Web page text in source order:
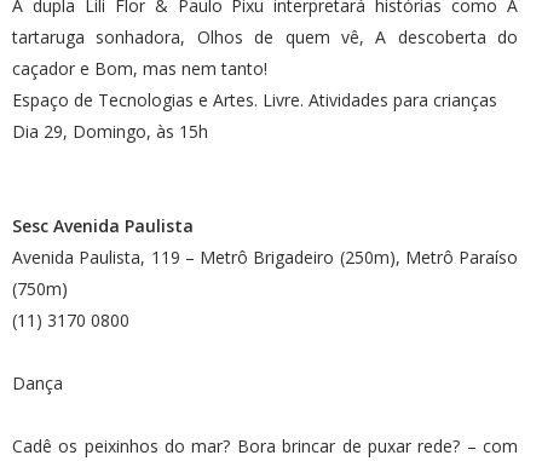
A dupla Lili Flor & Paulo Pixu interpretará histórias como A
tartaruga sonhadora, Olhos de quem vê, A descoberta do
caçador e Bom, mas nem tanto!
Espaço de Tecnologias e Artes. Livre. Atividades para crianças
Dia 29, Domingo, às 15h
Sesc Avenida Paulista
Avenida Paulista, 119 – Metrô Brigadeiro (250m), Metrô Paraíso
(750m)
(11) 3170 0800
Dança
Cadê os peixinhos do mar? Bora brincar de puxar rede? – com